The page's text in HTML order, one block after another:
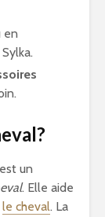
en
un
. Elle aide
le cheval. La